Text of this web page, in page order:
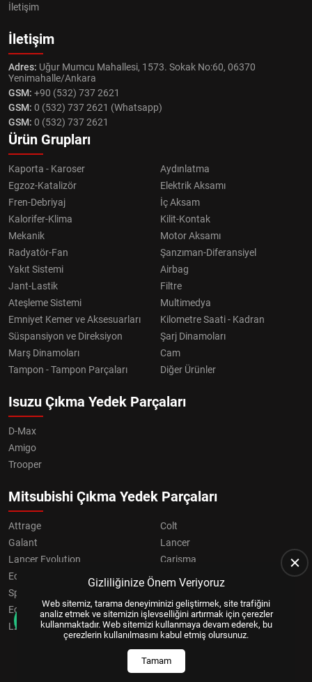
İletişim
İletişim
Adres: Uğur Mumcu Mahallesi, 1573. Sokak No:60, 06370
Yenimahalle/Ankara
GSM: +90 (532) 737 2621
GSM: 0 (532) 737 2621 (Whatsapp)
GSM: 0 (532) 737 2621
Ürün Grupları
Kaporta - Karoser
Aydınlatma
Egzoz-Katalizör
Elektrik Aksamı
Fren-Debriyaj
İç Aksam
Kalorifer-Klima
Kilit-Kontak
Mekanik
Motor Aksamı
Radyatör-Fan
Şanzıman-Diferansiyel
Yakıt Sistemi
Airbag
Jant-Lastik
Filtre
Ateşleme Sistemi
Multimedya
Emniyet Kemer ve Aksesuarları
Kilometre Saati - Kadran
Süspansiyon ve Direksiyon
Şarj Dinamoları
Marş Dinamoları
Cam
Tampon - Tampon Parçaları
Diğer Ürünler
Isuzu Çıkma Yedek Parçaları
D-Max
Amigo
Trooper
Mitsubishi Çıkma Yedek Parçaları
Attrage
Colt
Galant
Lancer
Lancer Evolution
Carisma
Eclipse
Grandis
Space Star
Eclipse Cross
OUTLANDER
L200
Pajero
Gizliliğinize Önem Veriyoruz
Web sitemiz, tarama deneyiminizi geliştirmek, site trafiğini
analiz etmek ve sitemizin işlevselliğini artırmak için çerezler
kullanmaktadır. Web sitemizi kullanmaya devam ederek, bu
çerezlerin kullanılmasını kabul etmiş olursunuz.
Tamam